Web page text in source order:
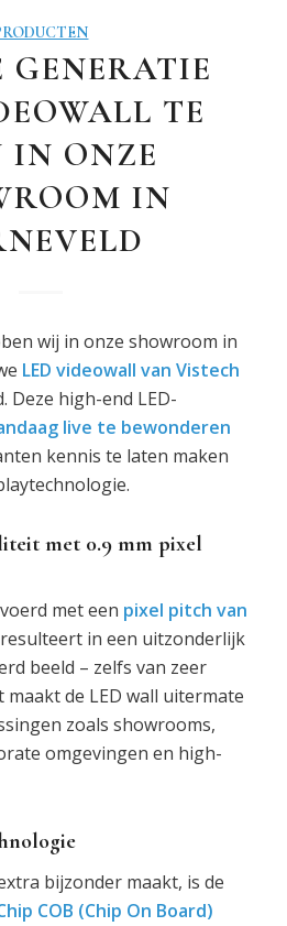
GENERATIE
TE
IN ONZE
IN
wij in onze showroom in
LED videowall van Vistech
Deze high-end LED-
live te bewonderen
kennis te laten maken
met 0.9 mm pixel
met een pixel pitch van
in een uitzonderlijk
beeld – zelfs van zeer
de LED wall uitermate
zoals showrooms,
omgevingen en high-
bijzonder maakt, is de
COB (Chip On Board)